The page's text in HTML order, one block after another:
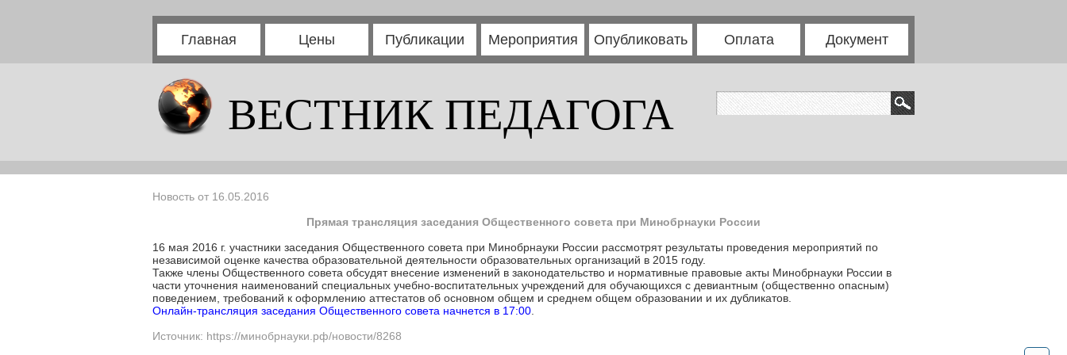
Главная Цены Публикации Мероприятия Опубликовать Оплата Документ
ВЕСТНИК ПЕДАГОГА
Новость от 16.05.2016
Прямая трансляция заседания Общественного совета при Минобрнауки России
16 мая 2016 г. участники заседания Общественного совета при Минобрнауки России рассмотрят результаты проведения мероприятий по
независимой оценке качества образовательной деятельности образовательных организаций в 2015 году.
Также члены Общественного совета обсудят внесение изменений в законодательство и нормативные правовые акты Минобрнауки России в
части уточнения наименований специальных учебно-воспитательных учреждений для обучающихся с девиантным (общественно опасным)
поведением, требований к оформлению аттестатов об основном общем и среднем общем образовании и их дубликатов.
Онлайн-трансляция заседания Общественного совета начнется в 17:00
Источник: https://минобрнауки.рф/новости/8268